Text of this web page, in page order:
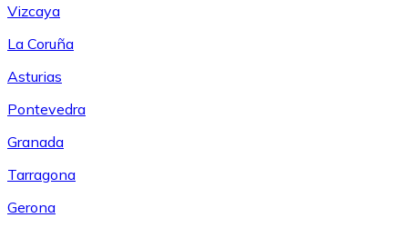
Vizcaya
La Coruña
Asturias
Pontevedra
Granada
Tarragona
Gerona